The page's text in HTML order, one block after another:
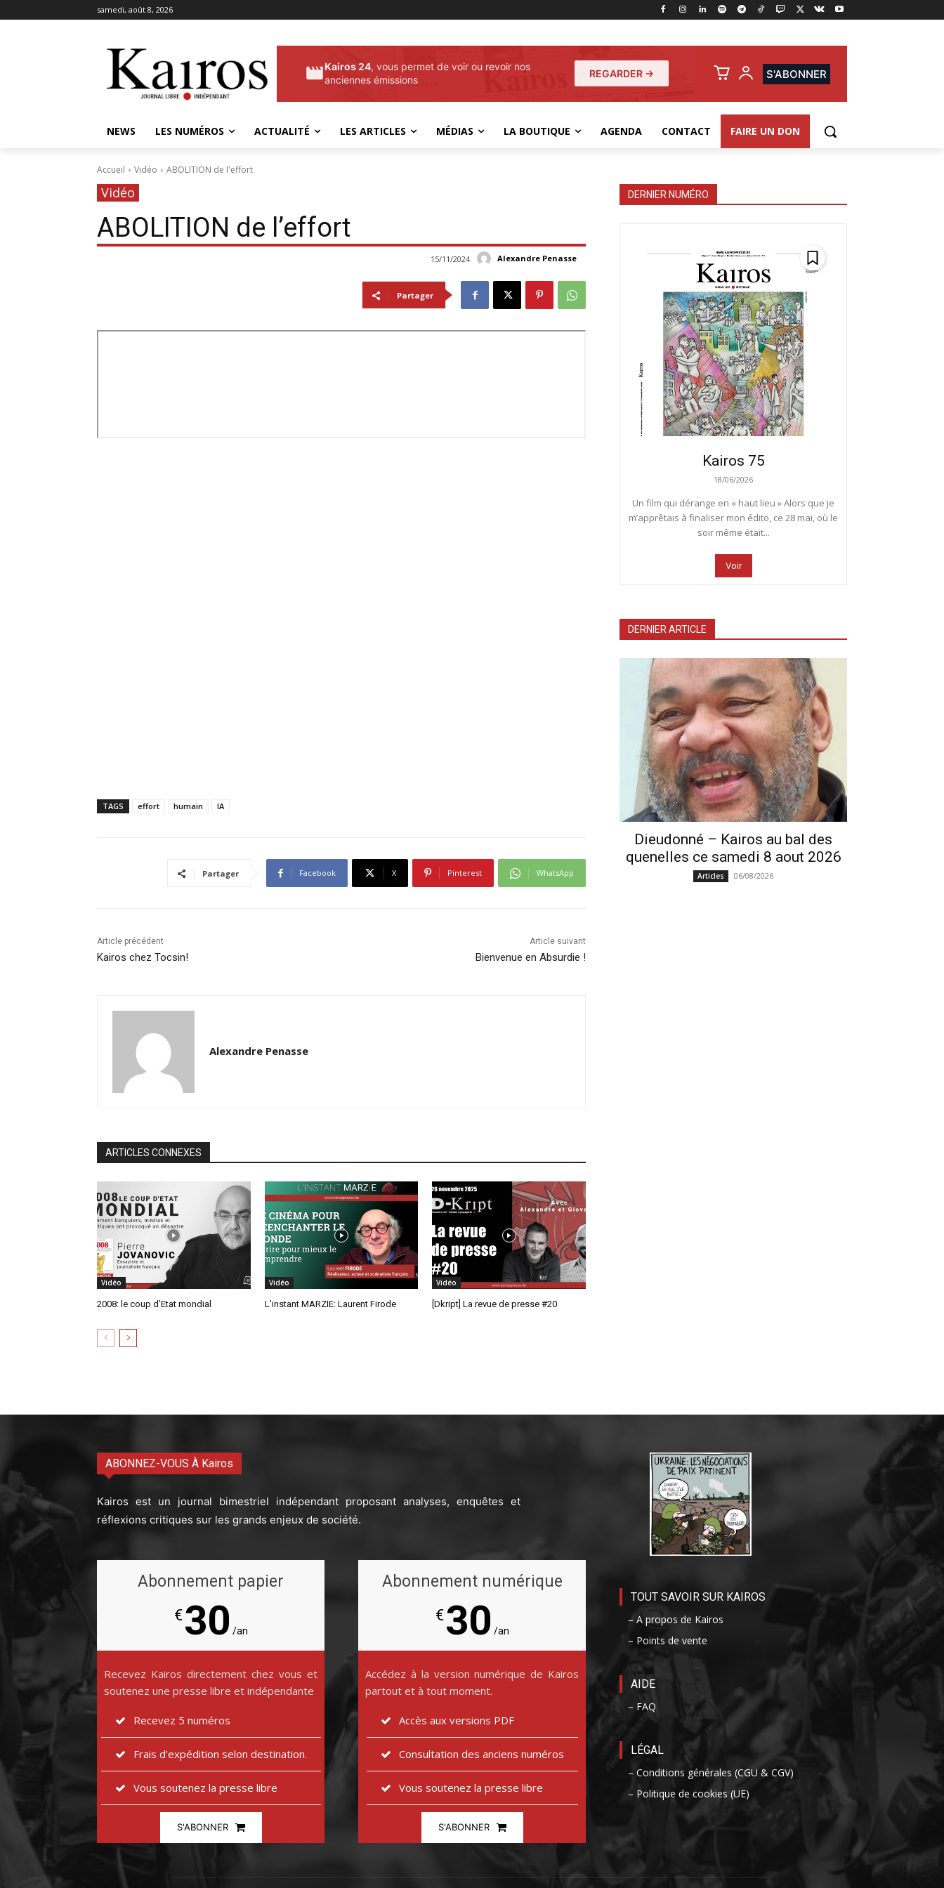
samedi, août 8, 2026
Kairos 24, vous permet de voir ou revoir nos
anciennes émissions
REGARDER → S'ABONNER
NEWS LES NUMÉROS ACTUALITÉ LES ARTICLES MÉDIAS LA BOUTIQUE AGENDA CONTACT FAIRE UN DON
Accueil Vidéo ABOLITION de l'effort
Vidéo
ABOLITION de l’effort
Alexandre Penasse
15/11/2024
Partager
TAGS effort humain IA
Partager Facebook X Pinterest WhatsApp
Article précédent
Kairos chez Tocsin!
Article suivant
Bienvenue en Absurdie !
Alexandre Penasse
ARTICLES CONNEXES
Vidéo
2008: le coup d’Etat mondial
Vidéo
L’instant MARZIE: Laurent Firode
Vidéo
[Dkript] La revue de presse #20
DERNIER NUMÉRO
Kairos 75
18/06/2026
Un film qui dérange en « haut lieu » Alors que je
m’apprêtais à finaliser mon édito, ce 28 mai, où le
soir même était...
Voir
DERNIER ARTICLE
Dieudonné – Kairos au bal des
quenelles ce samedi 8 aout 2026
Articles 06/08/2026
ABONNEZ-VOUS À Kairos
Kairos est un journal bimestriel indépendant proposant analyses, enquêtes et
réflexions critiques sur les grands enjeux de société.
Abonnement papier
€30 /an
Recevez Kairos directement chez vous et
soutenez une presse libre et indépendante
Recevez 5 numéros
Frais d’expédition selon destination.
Vous soutenez la presse libre
S'ABONNER
Abonnement numérique
€30 /an
Accédez à la version numérique de Kairos
partout et à tout moment.
Accès aux versions PDF
Consultation des anciens numéros
Vous soutenez la presse libre
S'ABONNER
TOUT SAVOIR SUR KAIROS
– A propos de Kairos
– Points de vente
AIDE
– FAQ
LÉGAL
– Conditions générales (CGU & CGV)
– Politique de cookies (UE)